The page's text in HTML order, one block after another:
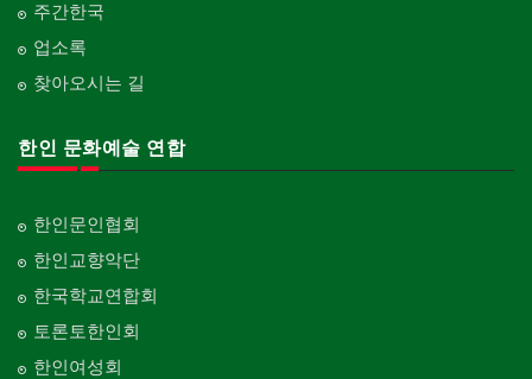
주간한국
업소록
찾아오시는 길
한인 문화예술 연합
한인문인협회
한인교향악단
한국학교연합회
토론토한인회
한인여성회